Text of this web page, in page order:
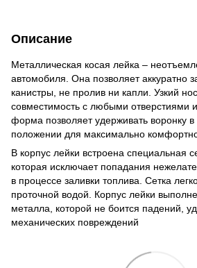
Описание
Металлическая косая лейка –
автомобиля. Она позволяет аккуратно
канистры, не пролив ни капли. Узкий
совместимость с любыми отверстиями
форма позволяет удерживать воронку в
положении для максимально
В корпус лейки встроена специальная
которая исключает попадания
в процессе заливки топлива. Сетка
проточной водой. Корпус лейки
металла, которой не боится падений,
механических повреждений